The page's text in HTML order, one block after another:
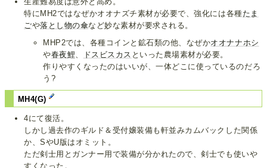
特にMH2ではなぜかオオナズチ素材が必要で、強化には各種たま
ごや落とし物の傘など妙な素材が要求される。
MHP2では、各種コインと鉱石類の他、なぜかオオナナホシ
や春夜鯉、 ドスビスカス といった農場素材が必要。
作りやすくなったのはいいが、一体どこに使っているのだろ
う?
MH4(G)
4にて復活。
しかし過去作のギルド＆受付嬢装備も軒並みカムバックした関係
か、SやU版はオミット。
ただ剣士用とガンナー用で装備が分かれたので、剣士でも使いや
すくなった。